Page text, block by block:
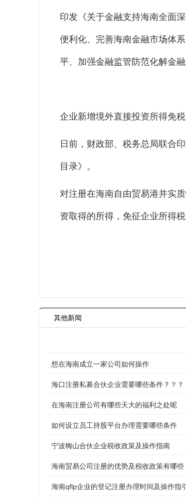
印发《关于金融支持海南全面
便利化、完善海南金融市场体
平、加强金融监管防范化解金
企业新增境外直接投资所得免税
日前，财政部、税务总局联合
目录》。
对注册在海南自由贸易港并实
资取得的所得，免征企业所得
其他新闻
想在海南成立一家公司如何操作
海口注册私募合伙企业需要哪些条件？？？
在海南注册公司有哪些天大的福利之处呢
如何设立员工持股平台办理需要哪些条件
宁波梅山合伙企业税收政策及操作指南
海南贸易公司注册的优势及税收政策有哪些
海南qflp企业的登记注册办理时间及操作指引